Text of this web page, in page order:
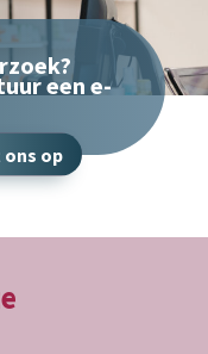
een e-
op